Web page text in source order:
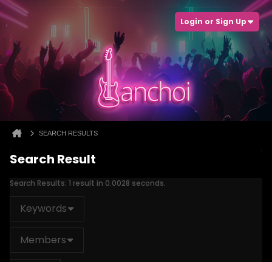
Login or Sign Up
SEARCH RESULTS
Search Result
Search Results: 1 result in 0.0028 seconds.
Keywords
Members